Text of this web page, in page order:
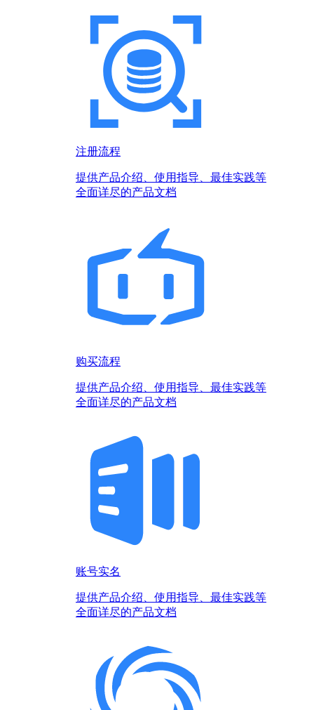
注册流程
提供产品介绍、使用指导、最佳实践等
全面详尽的产品文档
购买流程
提供产品介绍、使用指导、最佳实践等
全面详尽的产品文档
账号实名
提供产品介绍、使用指导、最佳实践等
全面详尽的产品文档